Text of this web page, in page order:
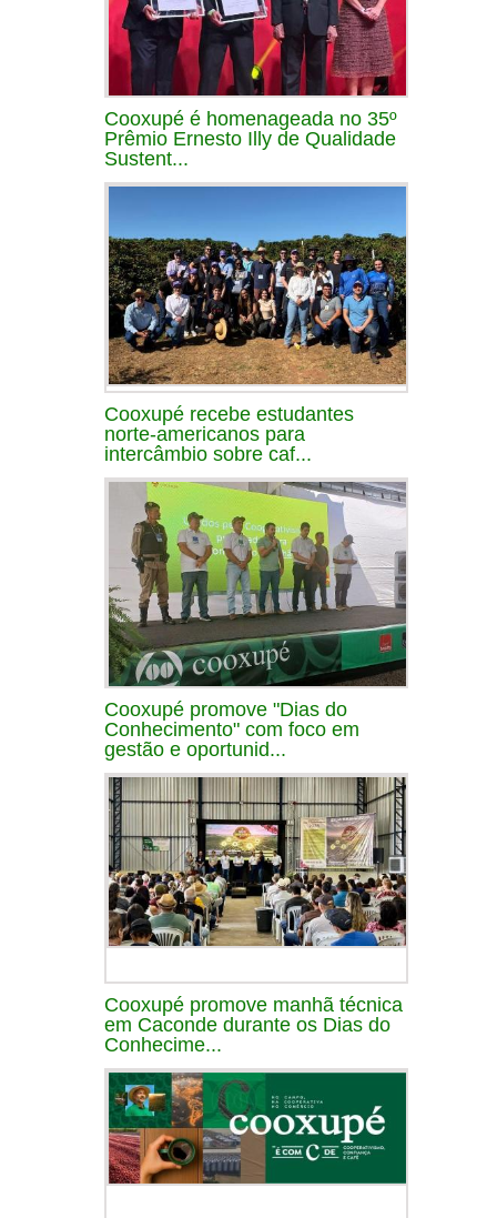
Cooxupé é homenageada no 35º
Prêmio Ernesto Illy de Qualidade
Sustent...
Cooxupé recebe estudantes
norte-americanos para
intercâmbio sobre caf...
Cooxupé promove "Dias do
Conhecimento" com foco em
gestão e oportunid...
Cooxupé promove manhã técnica
em Caconde durante os Dias do
Conhecime...